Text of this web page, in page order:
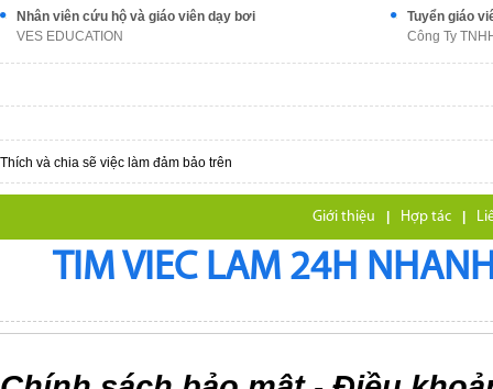
Nhân viên cứu hộ và giáo viên dạy bơi
VES EDUCATION
Tuyển giáo
Công Ty
Thích và chia sẽ việc làm đảm bảo trên
Giới thiệu | Hợp tác |
TIM VIEC LAM 24H